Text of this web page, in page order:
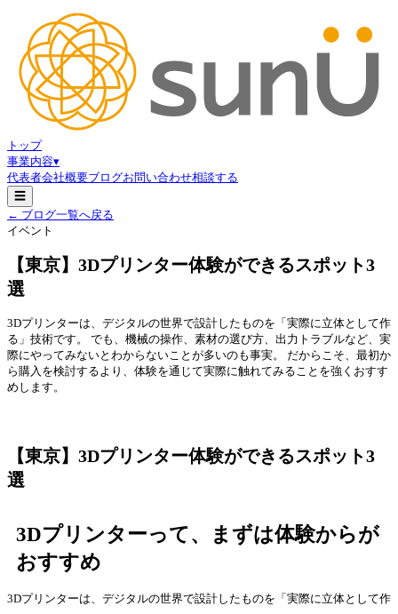
トップ
事業内容▾
代表者会社概要ブログお問い合わせ相談する
☰
← ブログ一覧へ戻る
イベント
【東京】3Dプリンター体験ができるスポット3
選
3Dプリンターは、デジタルの世界で設計したものを「実際に立体として作
る」技術です。 でも、機械の操作、素材の選び方、出力トラブルなど、実
際にやってみないとわからないことが多いのも事実。 だからこそ、最初か
ら購入を検討するより、体験を通じて実際に触れてみることを強くおすす
めします。
【東京】3Dプリンター体験ができるスポット3
選
3Dプリンターって、まずは体験からが
おすすめ
3Dプリンターは、デジタルの世界で設計したものを「実際に立体として作